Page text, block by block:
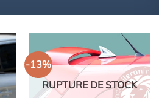
-13%
RUPTURE DE STOCK